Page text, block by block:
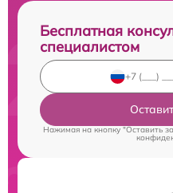
Бесплатная
специалистом
Нажимая на кнопку "Оставить